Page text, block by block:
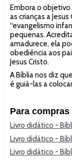
Embora o objetivo
as crianças a
“evangelismo
pequenas.
amadurece, ela
obediência aos
Jesus Cristo.
A Bíblia nos diz
é guiá-las a
Para
Livro didático -
Livro didático -
Livro didático -